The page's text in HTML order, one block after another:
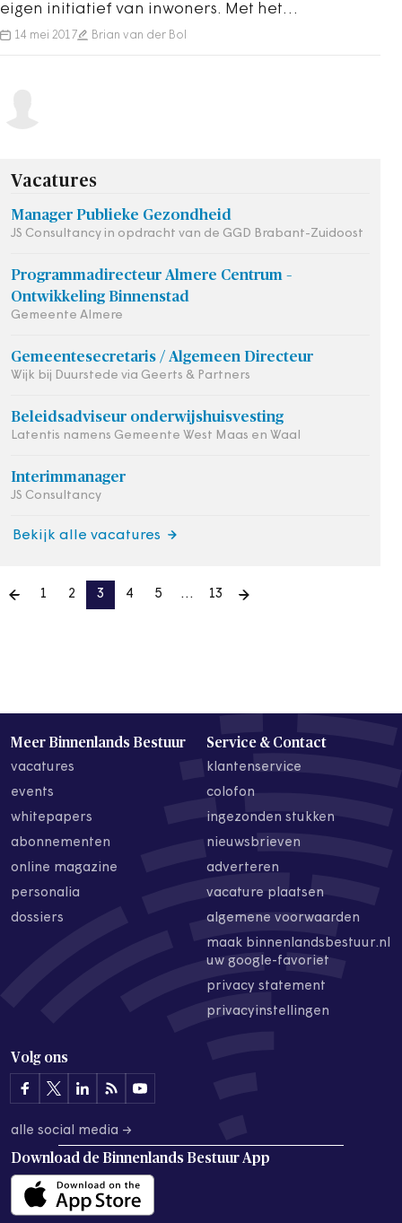
eigen initiatief van inwoners. Met het
‘kernbeheer’ wil de gemeente mensen de…
14 mei 2017 Brian van der Bol
Vacatures
Manager Publieke Gezondheid
JS Consultancy in opdracht van de GGD Brabant-Zuidoost
Programmadirecteur Almere Centrum –
Ontwikkeling Binnenstad
Gemeente Almere
Gemeentesecretaris / Algemeen Directeur
Wijk bij Duurstede via Geerts & Partners
Beleidsadviseur onderwijshuisvesting
Latentis namens Gemeente West Maas en Waal
Interimmanager
JS Consultancy
Bekijk alle vacatures
1 2 3 4 5 … 13
Meer Binnenlands Bestuur
vacatures
events
whitepapers
abonnementen
online magazine
personalia
dossiers
Service & Contact
klantenservice
colofon
ingezonden stukken
nieuwsbrieven
adverteren
vacature plaatsen
algemene voorwaarden
maak binnenlandsbestuur.nl
uw google-favoriet
privacy statement
privacyinstellingen
Volg ons
alle social media →
Download de Binnenlands Bestuur App